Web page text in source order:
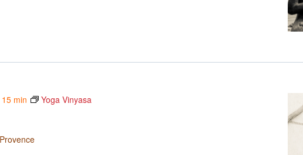
min Yoga Vinyasa